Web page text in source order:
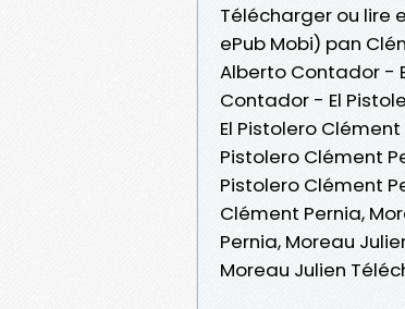
Télécharger ou lire
ePub Mobi) pan
Alberto Contador -
Contador - El
El Pistolero
Pistolero Clément
Pistolero Clément
Clément Pernia,
Pernia, Moreau
Moreau Julien